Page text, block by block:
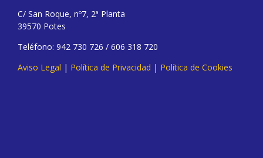
C/ San Roque, nº7, 2ª Planta
39570 Potes
Teléfono: 942 730 726 / 606 318 720
Aviso Legal | Política de Privacidad | Política de Cookies